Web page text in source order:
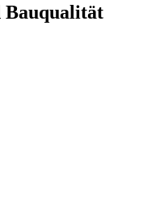
Bauqualität